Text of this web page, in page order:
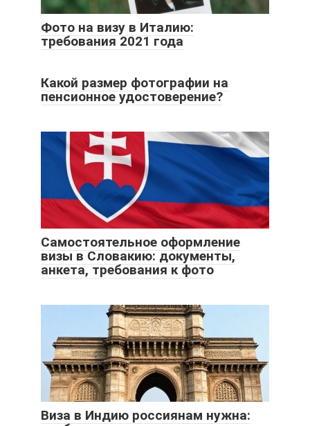
Фото на визу в Италию:
требования 2021 года
Какой размер фотографии на
пенсионное удостоверение?
Самостоятельное оформление
визы в Словакию: документы,
анкета, требования к фото
Виза в Индию россиянам нужна: